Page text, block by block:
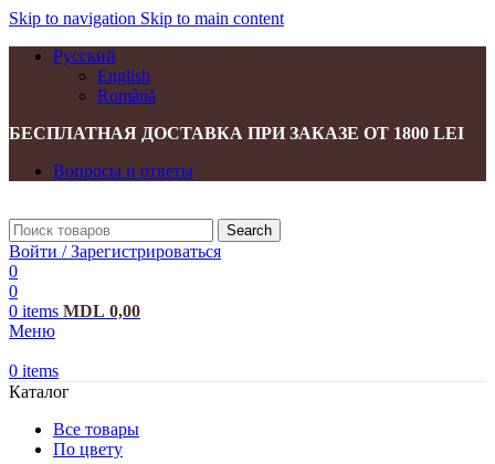
Skip to navigation Skip to main content
Русский
English
Română
БЕСПЛАТНАЯ ДОСТАВКА ПРИ ЗАКАЗЕ ОТ 1800 LEI
Вопросы и ответы
Search
Войти / Зарегистрироваться
0
0
0 items MDL 0,00
Меню
0 items
Каталог
Все товары
По цвету